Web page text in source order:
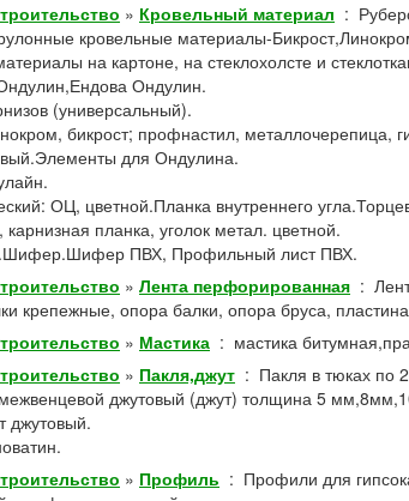
» Кровельный материал :
кровельные материалы-
на картоне, на стеклохолсте и
Ондулин.
(универсальный).
бикрост; профнастил, металлочерепица,
для Ондулина.
ОЦ, цветной.Планка внутреннего
карнизная планка, уголок метал. цветной.
ПВХ, Профильный лист ПВХ.
» Лента перфорированная :
крепежные, опора балки, опора бруса,
» Мастика : мастика
» Пакля,джут : Пакля в тюках по
межвенцевой джутовый (джут) толщина 5
джутовый.
» Профиль : Профили для